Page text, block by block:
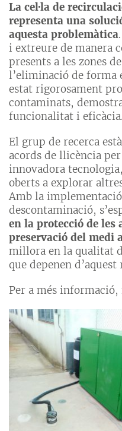
La cel·la de
representa una
aquesta problemàtica
i extreure de manera
presents a les zones
l’eliminació de forma
estat rigorosament
contaminats,
funcionalitat i eficàcia.
El grup de recerca
acords de llicència
innovadora
oberts a explorar
Amb la
descontaminació,
en la protecció de les
preservació del medi
millora en la qualitat
que depenen
Per a més informació,